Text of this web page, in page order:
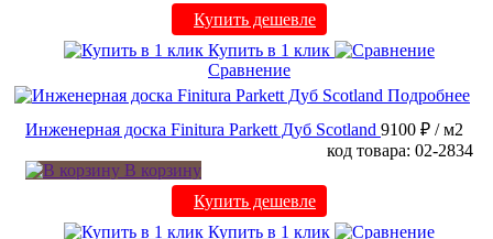
Купить дешевле
Купить в 1 клик
Сравнение
Подробнее
Инженерная доска Finitura Parkett Дуб Scotland 9100 ₽ / м2
код товара: 02-2834
В корзину
Купить дешевле
Купить в 1 клик